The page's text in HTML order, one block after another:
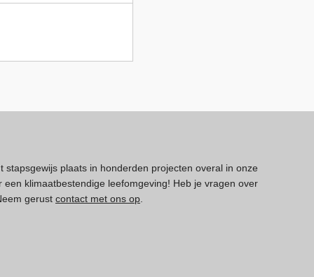
stapsgewijs plaats in honderden projecten overal in onze
klimaatbestendige leefomgeving! Heb je vragen over
gerust contact met ons op